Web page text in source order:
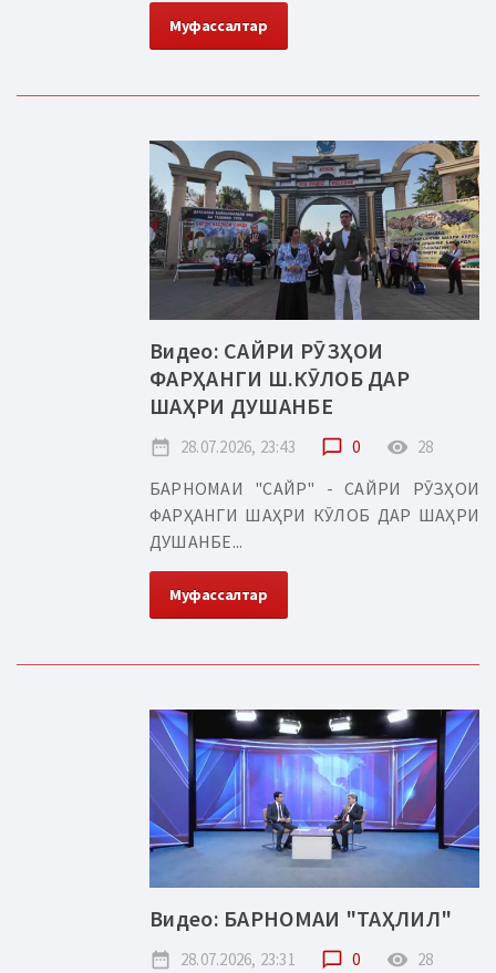
Муфассалтар
Видео: САЙРИ РӮЗҲОИ
ФАРҲАНГИ Ш.КӮЛОБ ДАР
ШАҲРИ ДУШАНБЕ
date_range 28.07.2026, 23:43 chat_bubble_outline 0 remove_red_eye 28
БАРНОМАИ "САЙР" - САЙРИ РӮЗҲОИ
ФАРҲАНГИ ШАҲРИ КӮЛОБ ДАР ШАҲРИ
ДУШАНБЕ...
Муфассалтар
Видео: БАРНОМАИ "ТАҲЛИЛ"
date_range 28.07.2026, 23:31 chat_bubble_outline 0 remove_red_eye 28